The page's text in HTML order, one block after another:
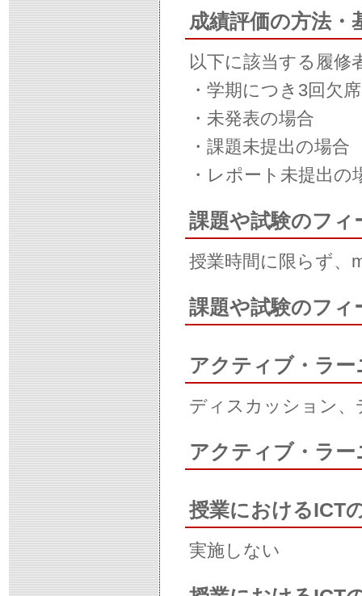
成績評価の方法・
以下に該当する履修
・学期につき3回欠
・未発表の場合
・課題未提出の場合
・レポート未提出の
課題や試験のフィ
授業時間に限らず、
課題や試験のフィ
アクティブ・ラ
ディスカッション
アクティブ・ラ
授業におけるICT
実施しない